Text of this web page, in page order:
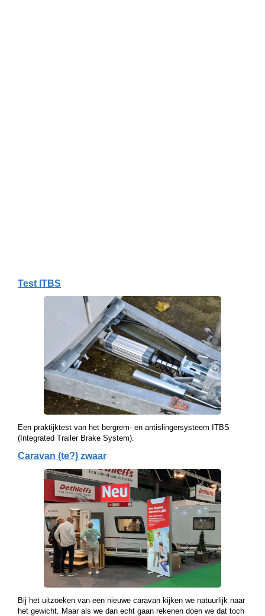
Test ITBS
Een praktijktest van het bergrem- en antislingersysteem ITBS
(Integrated Trailer Brake System).
Caravan (te?) zwaar
Bij het uitzoeken van een nieuwe caravan kijken we natuurlijk naar
het gewicht. Maar als we dan echt gaan rekenen doen we dat toch